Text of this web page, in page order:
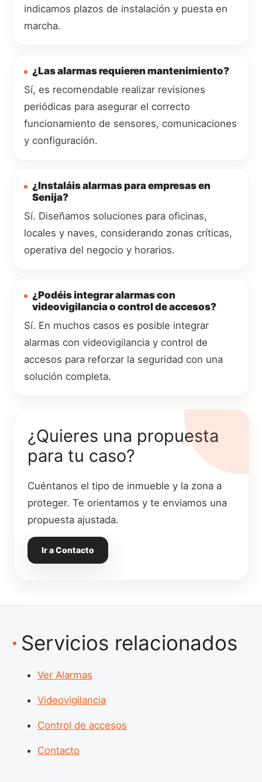
indicamos plazos de instalación y puesta en
marcha.
¿Las alarmas requieren mantenimiento?
Sí, es recomendable realizar revisiones
periódicas para asegurar el correcto
funcionamiento de sensores, comunicaciones
y configuración.
¿Instaláis alarmas para empresas en
Senija?
Sí. Diseñamos soluciones para oficinas,
locales y naves, considerando zonas críticas,
operativa del negocio y horarios.
¿Podéis integrar alarmas con
videovigilancia o control de accesos?
Sí. En muchos casos es posible integrar
alarmas con videovigilancia y control de
accesos para reforzar la seguridad con una
solución completa.
¿Quieres una propuesta
para tu caso?
Cuéntanos el tipo de inmueble y la zona a
proteger. Te orientamos y te enviamos una
propuesta ajustada.
Ir a Contacto
Servicios relacionados
Ver Alarmas
Videovigilancia
Control de accesos
Contacto